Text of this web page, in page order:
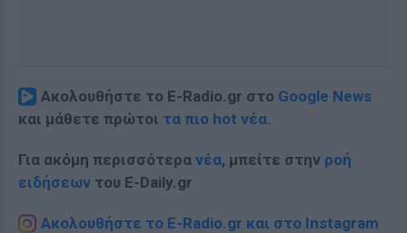
Ακολουθήστε το E-Radio.gr στο Google News
και μάθετε πρώτοι τα πιο hot νέα.
Για ακόμη περισσότερα νέα, μπείτε στην ροή
ειδήσεων του E-Daily.gr
Ακολουθήστε το E-Radio.gr και στο Instagram